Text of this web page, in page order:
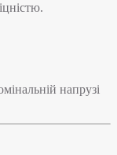
напрузі